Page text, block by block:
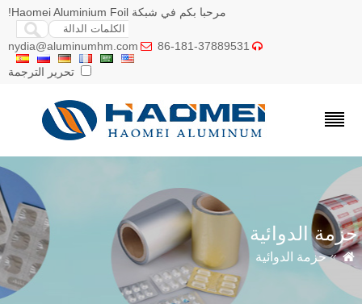
مرحبا بكم في شبكة Haomei Aluminium Foil!
86-181-37889531

nydia@aluminumhm.com
تحرير الترجمة
الدوائية
»حزمة الدوائية